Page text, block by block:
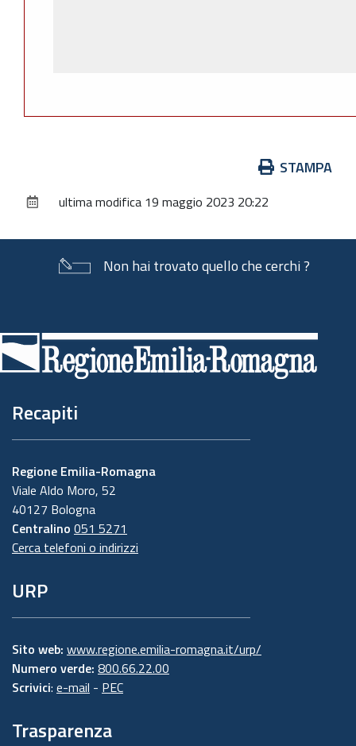
documento
STAMPA
ultima modifica 19 maggio 2023 20:22
Non hai trovato quello che cerchi ?
di
pagina
Recapiti
Regione Emilia-Romagna
Viale Aldo Moro, 52
40127 Bologna
Centralino 051 5271
Cerca telefoni o indirizzi
URP
Sito web: www.regione.emilia-romagna.it/urp/
Numero verde: 800.66.22.00
Scrivici: e-mail - PEC
Trasparenza